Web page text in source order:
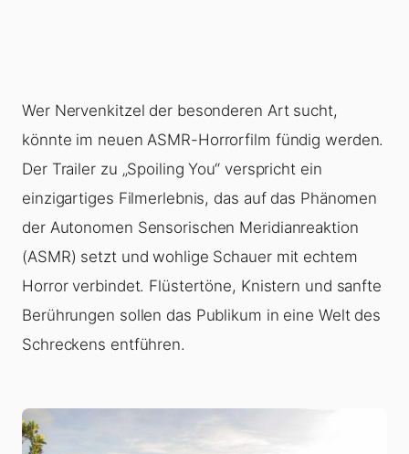
Wer Nervenkitzel der besonderen Art sucht,
könnte im neuen ASMR-Horrorfilm fündig werden.
Der Trailer zu „Spoiling You“ verspricht ein
einzigartiges Filmerlebnis, das auf das Phänomen
der Autonomen Sensorischen Meridianreaktion
(ASMR) setzt und wohlige Schauer mit echtem
Horror verbindet. Flüstertöne, Knistern und sanfte
Berührungen sollen das Publikum in eine Welt des
Schreckens entführen.